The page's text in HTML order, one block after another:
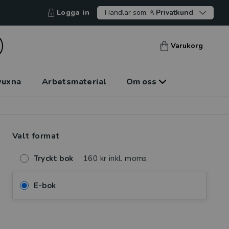
Logga in Handlar som: Privatkund
Varukorg
Arbetsmaterial Om oss
Valt format
Tryckt bok 160 kr inkl. moms
E-bok